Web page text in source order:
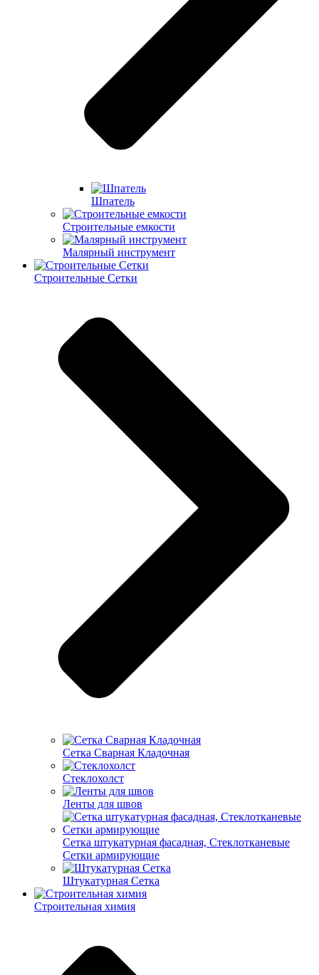
Шпатель
Строительные емкости
Малярный инструмент
Строительные Сетки
Cетка Сварная Кладочная
Cтеклохолст
Ленты для швов
Сетка штукатурная фасадная, Стеклотканевые
Сетки армирующие
Штукатурная Сетка
Строительная химия